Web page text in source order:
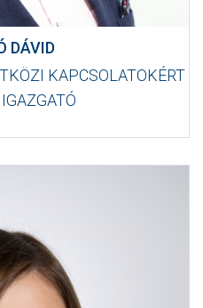
DÁVID
KAPCSOLATOKÉRT